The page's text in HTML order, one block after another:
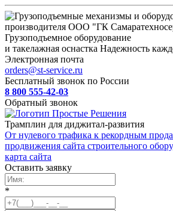
Грузоподъемное оборудование
и такелажная оснастка Надежность
Электронная почта
orders@st-service.ru
Бесплатный звонок по России
8 800 555-42-03
Обратный звонок
Трамплин для диджитал-развития
От нулевого трафика к рекордным
продвижения сайта строительного
карта сайта
Оставить заявку
*